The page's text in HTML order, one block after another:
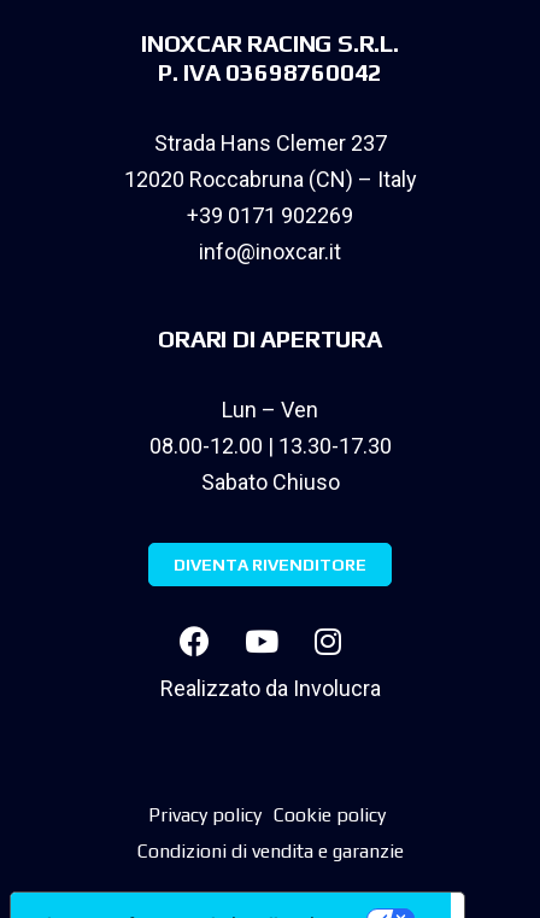
INOXCAR RACING S.R.L.
P. IVA 03698760042
Strada Hans Clemer 237
12020 Roccabruna (CN) – Italy
+39 0171 902269
info@inoxcar.it
ORARI DI APERTURA
Lun – Ven
08.00-12.00 | 13.30-17.30
Sabato Chiuso
DIVENTA RIVENDITORE
Realizzato da Involucra
Privacy policy Cookie policy
Condizioni di vendita e garanzie